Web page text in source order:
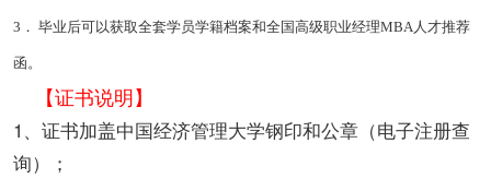
3． 毕业后可以获取全套学员学籍档案和全国高级职业经理MBA人才推荐
函。
【证书说明】
1、证书加盖中国经济管理大学钢印和公章（电子注册查
询）；